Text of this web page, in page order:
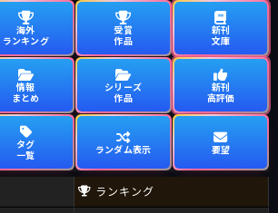
海外
ランキング
受賞
作品
新刊
文庫
情報
まとめ
シリーズ
作品
新刊
高評価
タグ
一覧
ランダム表示 要望
ランキング